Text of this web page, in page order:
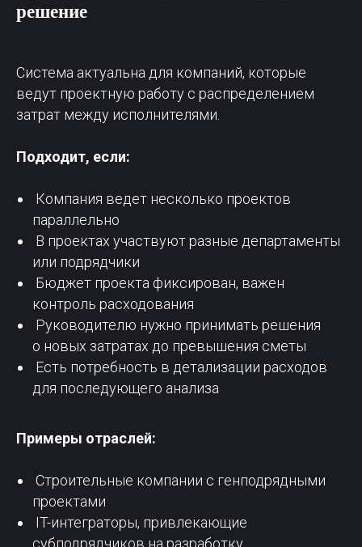
решение
Система актуальна для компаний, которые
ведут проектную работу с распределением
затрат между исполнителями.
Подходит, если:
Компания ведет несколько проектов
параллельно
В проектах участвуют разные департаменты
или подрядчики
Бюджет проекта фиксирован, важен
контроль расходования
Руководителю нужно принимать решения
о новых затратах до превышения сметы
Есть потребность в детализации расходов
для последующего анализа
Примеры отраслей:
Строительные компании с генподрядными
проектами
IT-интеграторы, привлекающие
субподрядчиков на разработку
info@o2it.ru
+7 800 351 16 65